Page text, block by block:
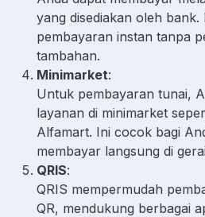
yang disediakan oleh
pembayaran instan tanpa
tambahan.
Minimarket:
Untuk pembayaran tunai,
layanan di minimarket
Alfamart. Ini cocok bagi
membayar langsung di
QRIS:
QRIS mempermudah
QR, mendukung berbagai